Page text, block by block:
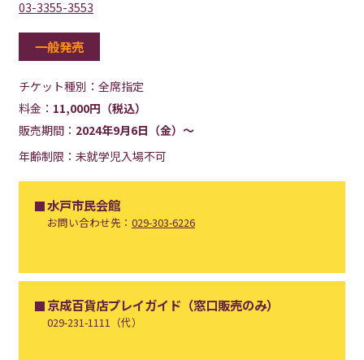
03-3355-3553
一般発売
チケット種別： 全席指定
料金： 11,000円（税込）
販売期間： 2024年9月6日（金）～
年齢制限：未就学児入場不可
水戸市民会館
お問い合わせ先： 029-303-6226
京成百貨店プレイガイド（窓口販売のみ）
029-231-1111（代）